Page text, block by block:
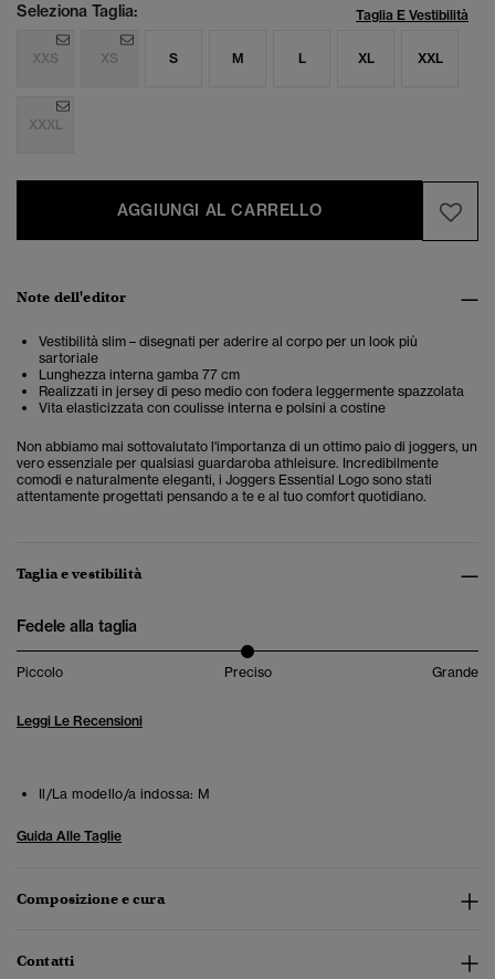
Seleziona Taglia: Taglia E Vestibilità
XXS XS S M L XL XXL
XXXL
AGGIUNGI AL CARRELLO
Note dell'editor
Vestibilità slim – disegnati per aderire al corpo per un look più
sartoriale
Lunghezza interna gamba 77 cm
Realizzati in jersey di peso medio con fodera leggermente spazzolata
Vita elasticizzata con coulisse interna e polsini a costine
Non abbiamo mai sottovalutato l'importanza di un ottimo paio di joggers, un
vero essenziale per qualsiasi guardaroba athleisure. Incredibilmente
comodi e naturalmente eleganti, i Joggers Essential Logo sono stati
attentamente progettati pensando a te e al tuo comfort quotidiano.
Taglia e vestibilità
Fedele alla taglia
Piccolo Preciso Grande
Leggi Le Recensioni
Il/La modello/a indossa: M
Guida Alle Taglie
Composizione e cura
Contatti